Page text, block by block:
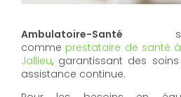
Ambulatoire-Santé se
comme prestataire de santé
Jallieu, garantissant des
assistance continue.